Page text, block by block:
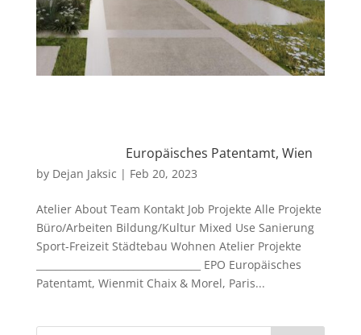
Europäisches Patentamt, Wien
by Dejan Jaksic | Feb 20, 2023
Atelier About Team Kontakt Job Projekte Alle Projekte
Büro/Arbeiten Bildung/Kultur Mixed Use Sanierung
Sport-Freizeit Städtebau Wohnen Atelier Projekte
__________________________________ EPO Europäisches
Patentamt, Wienmit Chaix & Morel, Paris...